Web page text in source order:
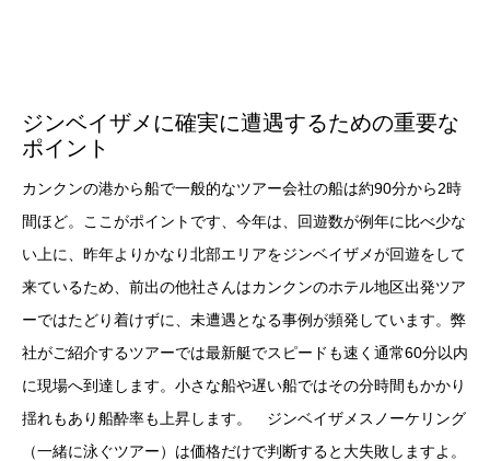
ジンベイザメに確実に遭遇するための重要な
ポイント
カンクンの港から船で一般的なツアー会社の船は約90分から2時
間ほど。ここがポイントです、今年は、回遊数が例年に比べ少な
い上に、昨年よりかなり北部エリアをジンベイザメが回遊をして
来ているため、前出の他社さんはカンクンのホテル地区出発ツア
ーではたどり着けずに、未遭遇となる事例が頻発しています。弊
社がご紹介するツアーでは最新艇でスピードも速く通常60分以内
に現場へ到達します。小さな船や遅い船ではその分時間もかかり
揺れもあり船酔率も上昇します。 ジンベイザメスノーケリング
（一緒に泳ぐツアー）は価格だけで判断すると大失敗しますよ。